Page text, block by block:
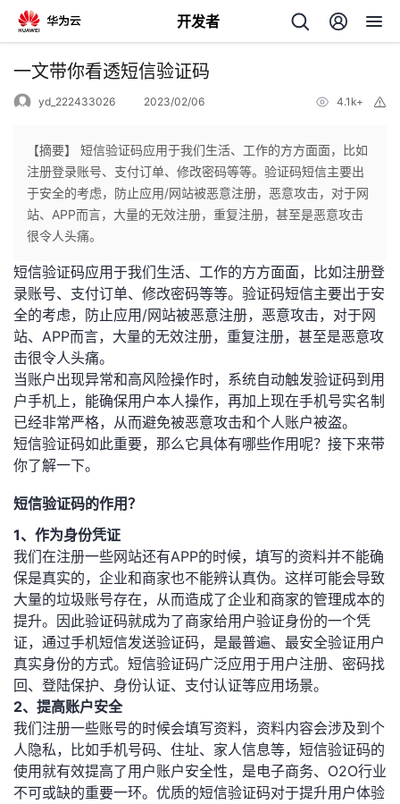
开发者
返
个
主
页
的
开
发
者
我
博
客
的
论
坛
我
的
圈
子
我
的
直
播
我
的
活
动
我
的
关
我
的
我
一文带你看透短信验证码
yd_222433026 2023/02/06 4.1k+
【摘要】 短信验证码应用于我们生活、工作的方方面面，比如
注册登录账号、支付订单、修改密码等等。验证码短信主要出
于安全的考虑，防止应用/网站被恶意注册，恶意攻击，对于网
站、APP而言，大量的无效注册，重复注册，甚至是恶意攻击
很令人头痛。
短信验证码应用于我们生活、工作的方方面面，比如注册登
录账号、支付订单、修改密码等等。验证码短信主要出于安
全的考虑，防止应用/网站被恶意注册，恶意攻击，对于网
站、APP而言，大量的无效注册，重复注册，甚至是恶意攻
击很令人头痛。
当账户出现异常和高风险操作时，系统自动触发验证码到用
户手机上，能确保用户本人操作，再加上现在手机号实名制
已经非常严格，从而避免被恶意攻击和个人账户被盗。
短信验证码如此重要，那么它具体有哪些作用呢？接下来带
你了解一下。
短信验证码的作用？
1、作为身份凭证
我们在注册一些网站还有APP的时候，填写的资料并不能确
保是真实的，企业和商家也不能辨认真伪。这样可能会导致
大量的垃圾账号存在，从而造成了企业和商家的管理成本的
提升。因此验证码就成为了商家给用户验证身份的一个凭
证，通过手机短信发送验证码，是最普遍、最安全验证用户
真实身份的方式。短信验证码广泛应用于用户注册、密码找
回、登陆保护、身份认证、支付认证等应用场景。
2、提高账户安全
我们注册一些账号的时候会填写资料，资料内容会涉及到个
人隐私，比如手机号码、住址、家人信息等，短信验证码的
使用就有效提高了用户账户安全性，是电子商务、O2O行业
不可或缺的重要一环。优质的短信验证码对于提升用户体验